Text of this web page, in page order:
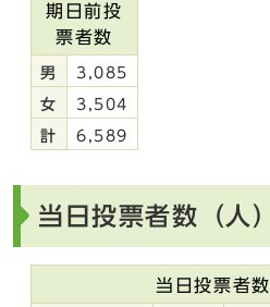
期日前投
票者数
男 3,085
女 3,504
計 6,589
当日投票者数（人）
当日投票者数